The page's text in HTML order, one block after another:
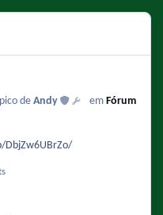
de Andy em Fórum
DbjZw6UBrZo/